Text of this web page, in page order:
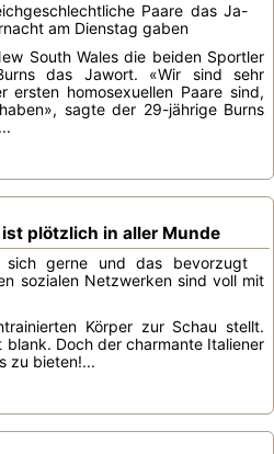
Paare das Ja-
am Dienstag gaben
South Wales die beiden Sportler
das Jawort. «Wir sind sehr
homosexuellen Paare sind,
sagte der 29-jährige Burns
plötzlich in aller Munde
gerne und das bevorzugt
sozialen Netzwerken sind voll mit
Körper zur Schau stellt.
Doch der charmante Italiener
zu bieten!...